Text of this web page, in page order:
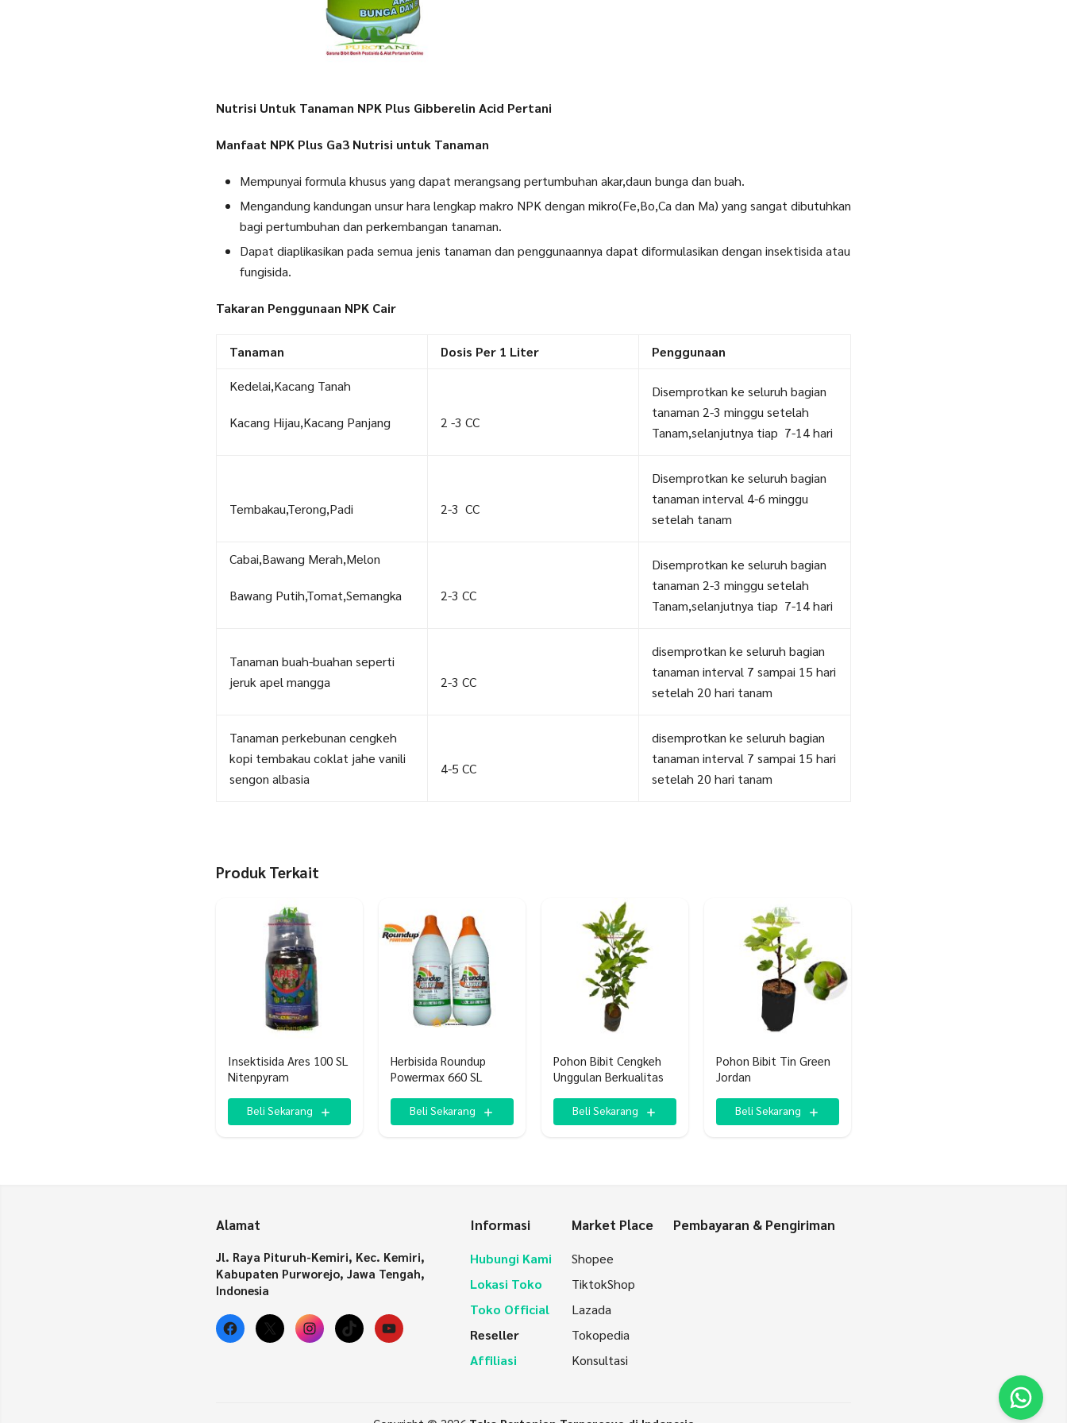
Nutrisi Untuk Tanaman NPK Plus Gibberelin Acid Pertani
Manfaat NPK Plus Ga3 Nutrisi untuk Tanaman
Mempunyai formula khusus yang dapat merangsang pertumbuhan akar,daun bunga dan buah.
Mengandung kandungan unsur hara lengkap makro NPK dengan mikro(Fe,Bo,Ca dan Ma) yang sangat dibutuhkan
bagi pertumbuhan dan perkembangan tanaman.
Dapat diaplikasikan pada semua jenis tanaman dan penggunaannya dapat diformulasikan dengan insektisida atau
fungisida.
Takaran Penggunaan NPK Cair
Tanaman Dosis Per 1 Liter Penggunaan
Kedelai,Kacang Tanah
Kacang Hijau,Kacang Panjang 2 -3 CC
Disemprotkan ke seluruh bagian
tanaman 2-3 minggu setelah
Tanam,selanjutnya tiap 7-14 hari
Tembakau,Terong,Padi 2-3 CC
Disemprotkan ke seluruh bagian
tanaman interval 4-6 minggu
setelah tanam
Cabai,Bawang Merah,Melon
Bawang Putih,Tomat,Semangka 2-3 CC
Disemprotkan ke seluruh bagian
tanaman 2-3 minggu setelah
Tanam,selanjutnya tiap 7-14 hari
Tanaman buah-buahan seperti
jeruk apel mangga
2-3 CC
disemprotkan ke seluruh bagian
tanaman interval 7 sampai 15 hari
setelah 20 hari tanam
Tanaman perkebunan cengkeh
kopi tembakau coklat jahe vanili
sengon albasia
4-5 CC
disemprotkan ke seluruh bagian
tanaman interval 7 sampai 15 hari
setelah 20 hari tanam
Produk Terkait
Insektisida Ares 100 SL
Nitenpyram
Beli Sekarang
Herbisida Roundup
Powermax 660 SL
Beli Sekarang
Pohon Bibit Cengkeh
Unggulan Berkualitas
Beli Sekarang
Pohon Bibit Tin Green
Jordan
Beli Sekarang
Alamat
Jl. Raya Pituruh-Kemiri, Kec. Kemiri,
Kabupaten Purworejo, Jawa Tengah,
Indonesia
Facebook
X Instagram
TikTokYouTube
Informasi
Hubungi Kami
Lokasi Toko
Toko Official
Reseller
Affiliasi
Market Place
Shopee
TiktokShop
Lazada
Tokopedia
Konsultasi
Pembayaran & Pengiriman